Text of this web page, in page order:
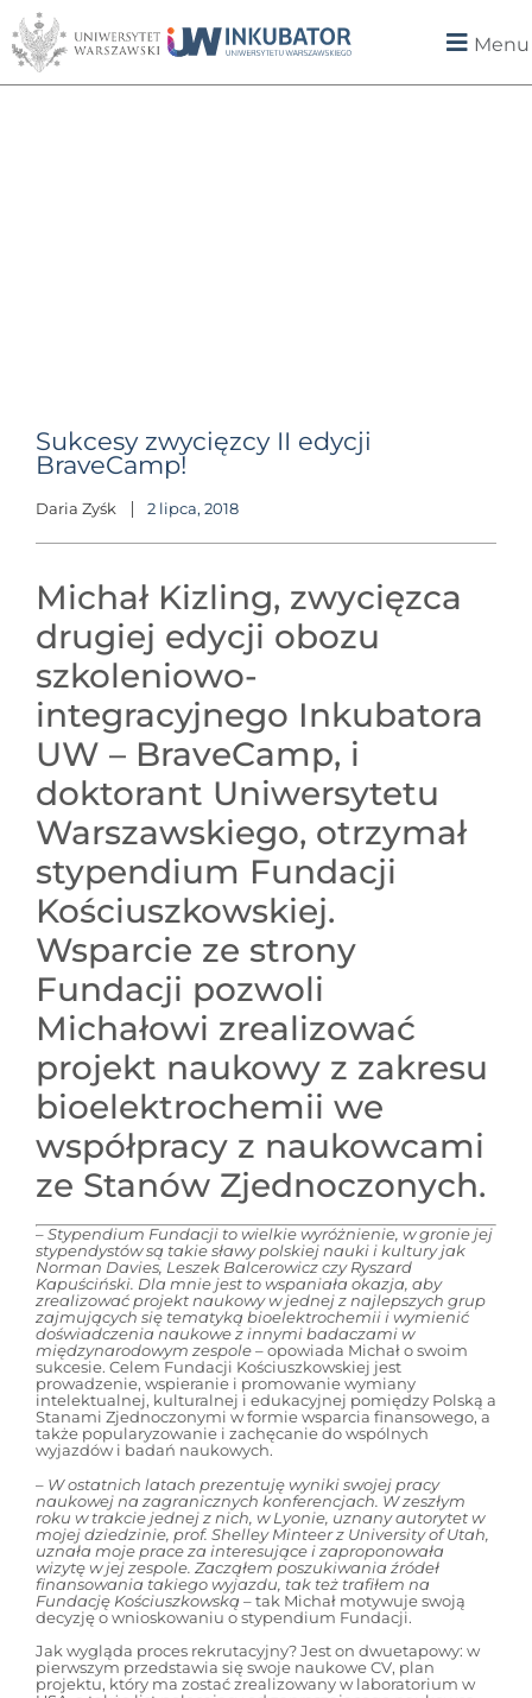
Menu
Sukcesy zwycięzcy II edycji
BraveCamp!
Daria Zyśk 2 lipca, 2018
Michał Kizling, zwycięzca
drugiej edycji obozu
szkoleniowo-
integracyjnego Inkubatora
UW – BraveCamp, i
doktorant Uniwersytetu
Warszawskiego, otrzymał
stypendium Fundacji
Kościuszkowskiej.
Wsparcie ze strony
Fundacji pozwoli
Michałowi zrealizować
projekt naukowy z zakresu
bioelektrochemii we
współpracy z naukowcami
ze Stanów Zjednoczonych.
– Stypendium Fundacji to wielkie wyróżnienie, w gronie jej
stypendystów są takie sławy polskiej nauki i kultury jak
Norman Davies, Leszek Balcerowicz czy Ryszard
Kapuściński. Dla mnie jest to wspaniała okazja, aby
zrealizować projekt naukowy w jednej z najlepszych grup
zajmujących się tematyką bioelektrochemii i wymienić
doświadczenia naukowe z innymi badaczami w
międzynarodowym zespole – opowiada Michał o swoim
sukcesie. Celem Fundacji Kościuszkowskiej jest
prowadzenie, wspieranie i promowanie wymiany
intelektualnej, kulturalnej i edukacyjnej pomiędzy Polską a
Stanami Zjednoczonymi w formie wsparcia finansowego, a
także popularyzowanie i zachęcanie do wspólnych
wyjazdów i badań naukowych.
– W ostatnich latach prezentuję wyniki swojej pracy
naukowej na zagranicznych konferencjach. W zeszłym
roku w trakcie jednej z nich, w Lyonie, uznany autorytet w
mojej dziedzinie, prof. Shelley Minteer z University of Utah,
uznała moje prace za interesujące i zaproponowała
wizytę w jej zespole. Zacząłem poszukiwania źródeł
finansowania takiego wyjazdu, tak też trafiłem na
Fundację Kościuszkowską – tak Michał motywuje swoją
decyzję o wnioskowaniu o stypendium Fundacji.
Jak wygląda proces rekrutacyjny? Jest on dwuetapowy: w
pierwszym przedstawia się swoje naukowe CV, plan
projektu, który ma zostać zrealizowany w laboratorium w